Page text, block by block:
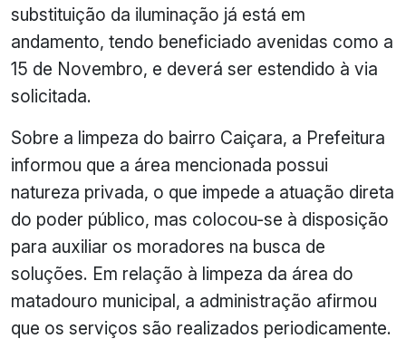
substituição da iluminação já está em
andamento, tendo beneficiado avenidas como a
15 de Novembro, e deverá ser estendido à via
solicitada.
Sobre a limpeza do bairro Caiçara, a Prefeitura
informou que a área mencionada possui
natureza privada, o que impede a atuação direta
do poder público, mas colocou-se à disposição
para auxiliar os moradores na busca de
soluções. Em relação à limpeza da área do
matadouro municipal, a administração afirmou
que os serviços são realizados periodicamente.